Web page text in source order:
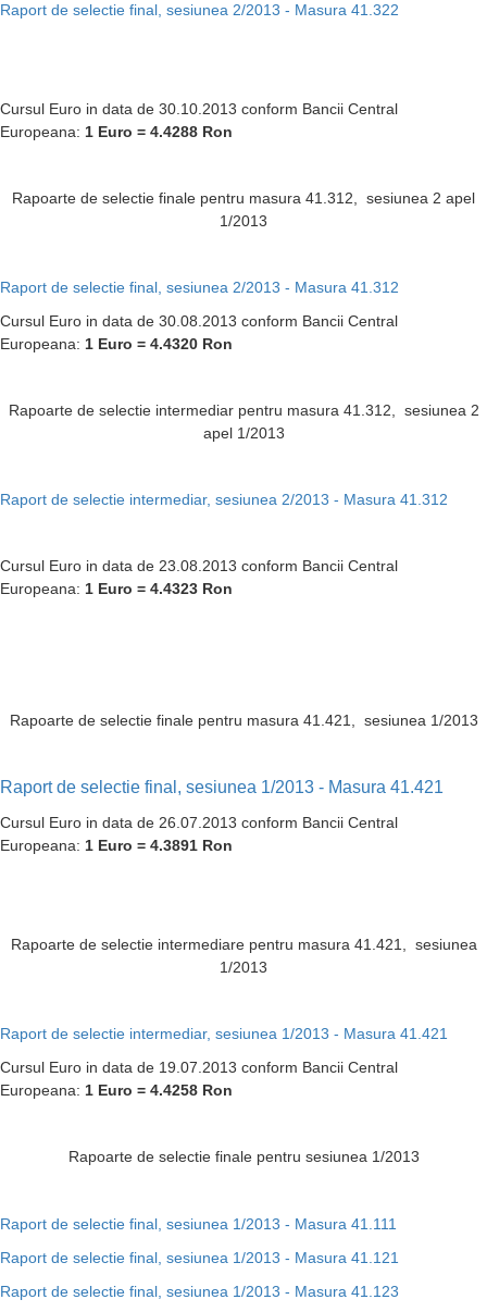
Raport de selectie final, sesiunea 2/2013 - Masura 41.322
Cursul Euro in data de 30.10.2013 conform Bancii Central
Europeana: 1 Euro = 4.4288 Ron
Rapoarte de selectie finale pentru masura 41.312, sesiunea 2 apel
1/2013
Raport de selectie final, sesiunea 2/2013 - Masura 41.312
Cursul Euro in data de 30.08.2013 conform Bancii Central
Europeana: 1 Euro = 4.4320 Ron
Rapoarte de selectie intermediar pentru masura 41.312, sesiunea 2
apel 1/2013
Raport de selectie intermediar, sesiunea 2/2013 - Masura 41.312
Cursul Euro in data de 23.08.2013 conform Bancii Central
Europeana: 1 Euro = 4.4323 Ron
Rapoarte de selectie finale pentru masura 41.421, sesiunea 1/2013
Raport de selectie final, sesiunea 1/2013 - Masura 41.421
Cursul Euro in data de 26.07.2013 conform Bancii Central
Europeana: 1 Euro = 4.3891 Ron
Rapoarte de selectie intermediare pentru masura 41.421, sesiunea
1/2013
Raport de selectie intermediar, sesiunea 1/2013 - Masura 41.421
Cursul Euro in data de 19.07.2013 conform Bancii Central
Europeana: 1 Euro = 4.4258 Ron
Rapoarte de selectie finale pentru sesiunea 1/2013
Raport de selectie final, sesiunea 1/2013 - Masura 41.111
Raport de selectie final, sesiunea 1/2013 - Masura 41.121
Raport de selectie final, sesiunea 1/2013 - Masura 41.123